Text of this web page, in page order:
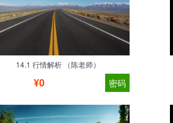
14.1 行情解析 （陈老师）
¥0 密码